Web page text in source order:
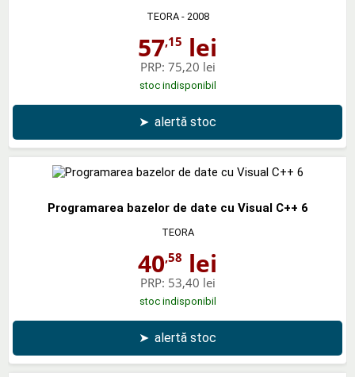
TEORA- 2008
57,15 lei
PRP: 75,20 lei
stoc indisponibil
➤ alertă stoc
Programarea bazelor de date cu Visual C++ 6
TEORA
40,58 lei
PRP: 53,40 lei
stoc indisponibil
➤ alertă stoc